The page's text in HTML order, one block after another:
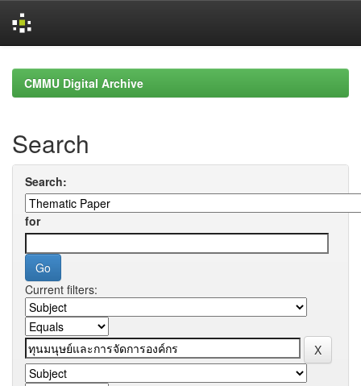
navigationCMMU Digital Archive
Search
Search:
for
Current filters: